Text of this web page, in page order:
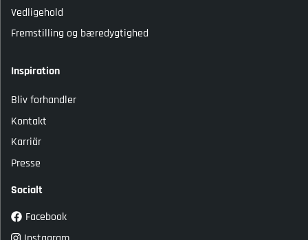
Vedligehold
Fremstilling og bæredygtighed
Inspiration
Bliv forhandler
Kontakt
Karriär
Presse
Socialt
Facebook